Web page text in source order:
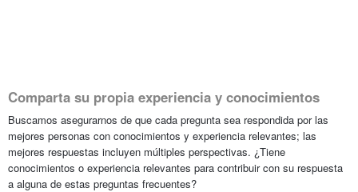
Comparta su propia experiencia y conocimientos
Buscamos asegurarnos de que cada pregunta sea respondida por las
mejores personas con conocimientos y experiencia relevantes; las
mejores respuestas incluyen múltiples perspectivas. ¿Tiene
conocimientos o experiencia relevantes para contribuir con su respuesta
a alguna de estas preguntas frecuentes?